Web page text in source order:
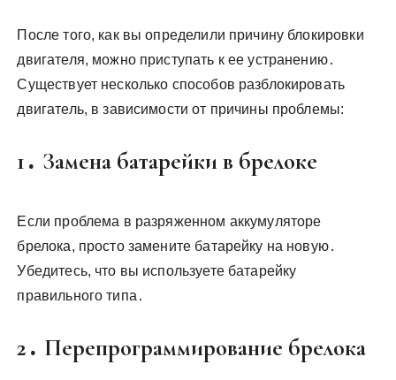
После того, как вы определили причину блокировки
двигателя, можно приступать к ее устранению․
Существует несколько способов разблокировать
двигатель, в зависимости от причины проблемы:
1․ Замена батарейки в брелоке
Если проблема в разряженном аккумуляторе
брелока, просто замените батарейку на новую․
Убедитесь, что вы используете батарейку
правильного типа․
2․ Перепрограммирование брелока